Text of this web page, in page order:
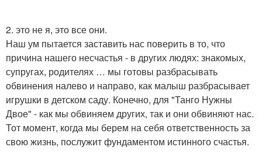
2. это не я, это все они.
Наш ум пытается заставить нас поверить в то, что
причина нашего несчастья - в других людях: знакомых,
супругах, родителях … мы готовы разбрасывать
обвинения налево и направо, как малыш разбрасывает
игрушки в детском саду. Конечно, для "Танго Нужны
Двое" - как мы обвиняем других, так и они обвиняют нас.
Тот момент, когда мы берем на себя ответственность за
свою жизнь, послужит фундаментом истинного счастья.